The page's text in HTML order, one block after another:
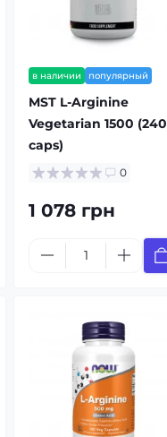
в наличии популярный
MST L-Arginine
Vegetarian 1500 (240
caps)
0
1 078 грн